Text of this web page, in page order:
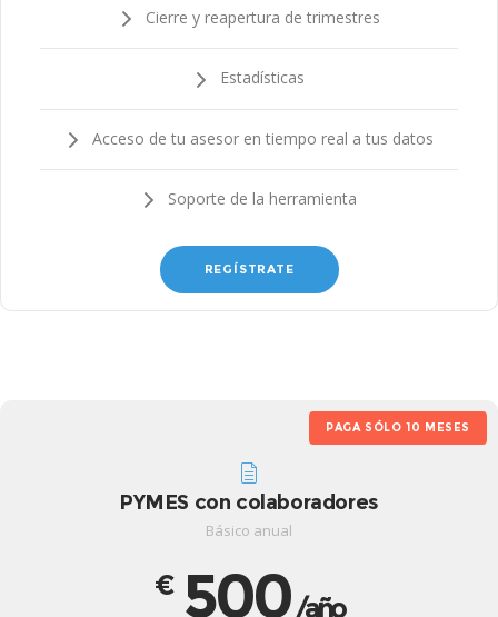
Cierre y reapertura de trimestres
Estadísticas
Acceso de tu asesor en tiempo real a tus datos
Soporte de la herramienta
REGÍSTRATE
PAGA SÓLO 10 MESES
PYMES con colaboradores
Básico anual
€ 500/año